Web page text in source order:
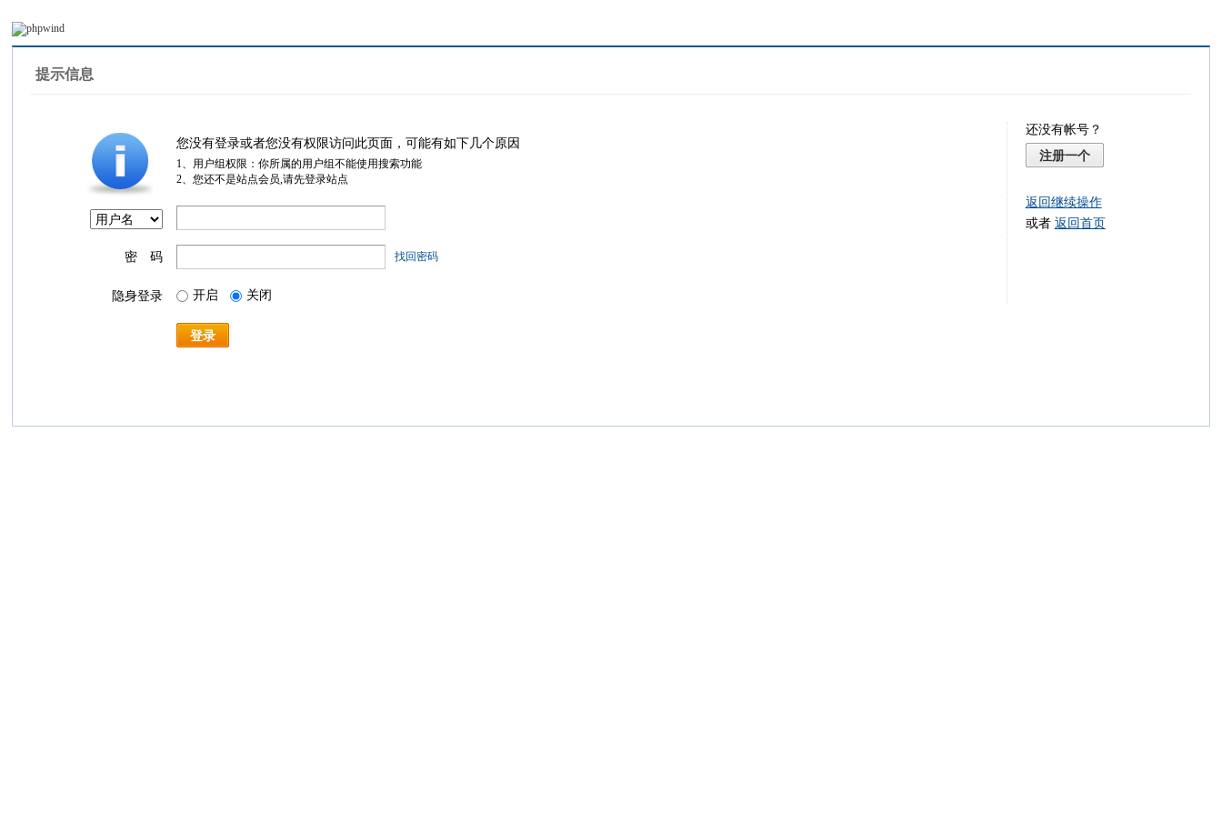
提示信息
您没有登录或者您没有权限访问此页面，可能有如下几个原因
1、用户组权限：你所属的用户组不能使用搜索功能
2、您还不是站点会员,请先登录站点
密 码 找回密码
隐身登录 开启 关闭
登录
还没有帐号？
注册一个
返回继续操作
或者 返回首页